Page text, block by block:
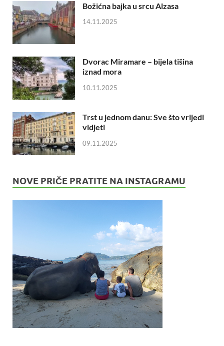
Božićna bajka u srcu Alzasa
14.11.2025
Dvorac Miramare – bijela tišina
iznad mora
10.11.2025
Trst u jednom danu: Sve što vrijedi
vidjeti
09.11.2025
NOVE PRIČE PRATITE NA INSTAGRAMU